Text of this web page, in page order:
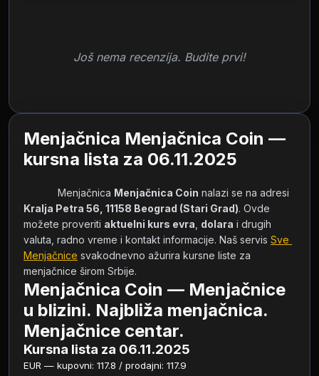
Još nema recenzija. Budite prvi!
Menjačnica Menjačnica Coin —
kursna lista za 06.11.2025
            Menjačnica
Menjačnica Coin
Kralja Petra 56, 11158 Beograd (Stari Grad). Ovde
možete proveriti aktuelni kurs evra dolara i drugih
valuta, radno vreme i kontakt informacije. Naš servis Sve
Menjačnice svakodnevno ažurira kursne liste za
menjačnice širom Srbije.
Menjačnica Coin — Menjačnice
u blizini. Najbliža menjačnica.
Menjačnice centar.
Kursna lista za 06.11.2025
EUR — kupovni: 117.8 / prodajni: 117.9